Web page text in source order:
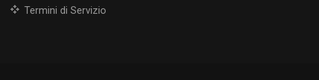
Termini di Servizio